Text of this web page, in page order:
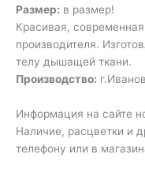
Размер: в размер!
Красивая,
производителя.
телу дышащей ткани.
Производство:
Информация на сайте
Наличие, расцветки и
телефону или в